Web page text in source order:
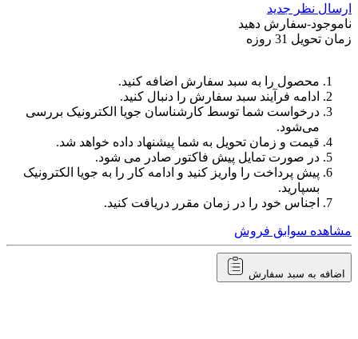
ارسال نظر جدید
ناموجود-سفارش دهید
زمان تحویل 31 روزه
محصول را به سبد سفارش اضافه کنید.
ادامه فرآیند سبد سفارش را دنبال کنید.
درخواست شما توسط کارشناسان جویا الکترونیک بررسی
می‌شود.
قیمت و زمان تحویل به شما پیشنهاد داده خواهد شد.
در صورت تمایل پیش فاکتور صادر می شود.
پیش پرداخت را واریز کنید و ادامه کار را به جویا الکترونیک
بسپارید.
اجناس خود را در زمان مقرر دریافت کنید.
مشاهده سوابق فروش
اضافه به سبد سفارش